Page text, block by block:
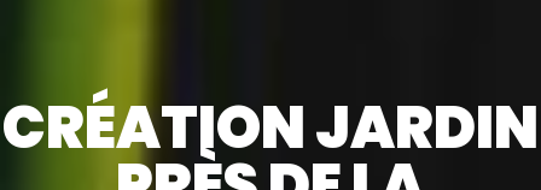
CRÉATION JARDIN